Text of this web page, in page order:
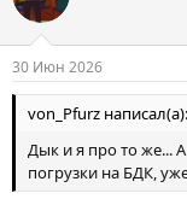
30 Июн 2026
von_Pfurz написал(а):
Дык и я про то же...
погрузки на БДК,